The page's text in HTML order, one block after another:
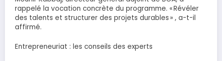
rappelé la vocation concrète du programme. « Révéler
des talents et structurer des projets durables » , a-t-il
affirmé.
Entrepreneuriat : les conseils des experts